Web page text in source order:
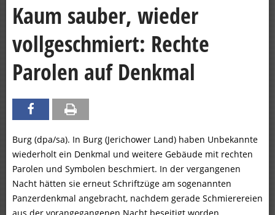
Kaum sauber, wieder
vollgeschmiert: Rechte
Parolen auf Denkmal
Burg (dpa/sa). In Burg (Jerichower Land) haben Unbekannte
wiederholt ein Denkmal und weitere Gebäude mit rechten
Parolen und Symbolen beschmiert. In der vergangenen
Nacht hätten sie erneut Schriftzüge am sogenannten
Panzerdenkmal angebracht, nachdem gerade Schmierereien